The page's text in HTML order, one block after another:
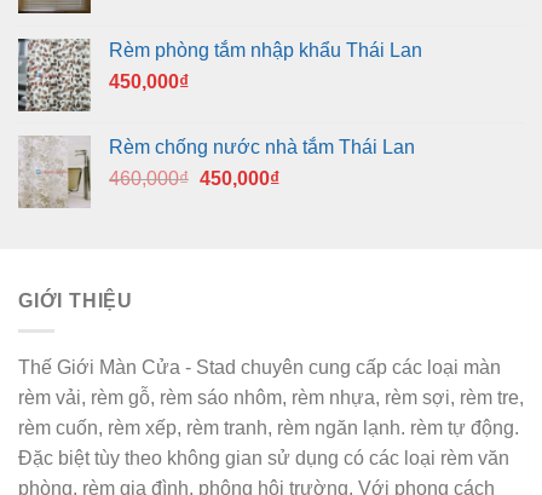
Rèm phòng tắm nhập khẩu Thái Lan
450,000₫
Rèm chống nước nhà tắm Thái Lan
460,000₫ Giá
450,000₫Giá
GIỚI THIỆU
Thế Giới Màn Cửa - Stad chuyên cung cấp các loại màn
rèm vải, rèm gỗ, rèm sáo nhôm, rèm nhựa, rèm sợi, rèm tre,
rèm cuốn, rèm xếp, rèm tranh, rèm ngăn lạnh. rèm tự động.
Đặc biệt tùy theo không gian sử dụng có các loại rèm văn
phòng, rèm gia đình, phông hội trường. Với phong cách